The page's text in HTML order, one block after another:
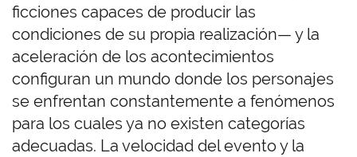
ficciones capaces de producir las
condiciones de su propia realización— y la
aceleración de los acontecimientos
configuran un mundo donde los personajes
se enfrentan constantemente a fenómenos
para los cuales ya no existen categorías
adecuadas. La velocidad del evento y la